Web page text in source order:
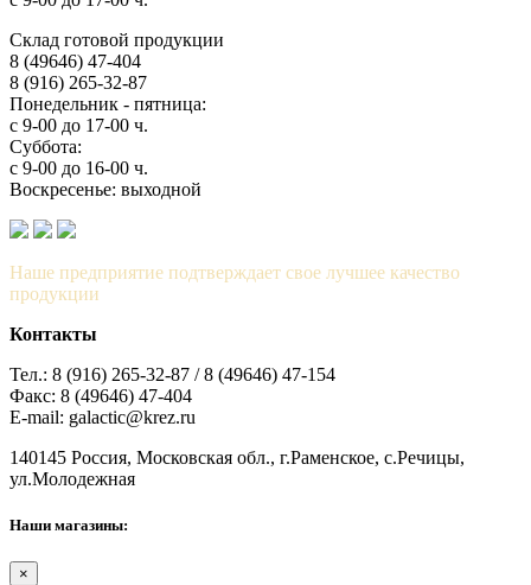
Склад готовой продукции
8 (49646) 47-404
8 (916) 265-32-87
Понедельник - пятница:
с 9-00 до 17-00 ч.
Суббота:
с 9-00 до 16-00 ч.
Воскресенье: выходной
Наше предприятие подтверждает свое лучшее качество
продукции
Контакты
Тел.: 8 (916) 265-32-87 / 8 (49646) 47-154
Факс: 8 (49646) 47-404
E-mail: galactic@krez.ru
140145 Россия, Московская обл., г.Раменское, с.Речицы,
ул.Молодежная
Наши магазины:
×